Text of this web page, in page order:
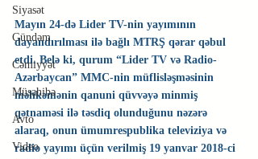
Siyasət
Gündəm
Cəmiyyət
Müsahibə
Avto
Video
Mayın 24-də Lider TV-nin yayımının
dayandırılması ilə bağlı MTRŞ qərar qəbul
etdi. Belə ki, qurum “Lider TV və Radio-
Azərbaycan” MMC-nin müflisləşməsinin
məhkəmənin qanuni qüvvəyə minmiş
qətnaməsi ilə təsdiq olunduğunu nəzərə
alaraq, onun ümumrespublika televiziya və
radio yayımı üçün verilmiş 19 yanvar 2018-ci